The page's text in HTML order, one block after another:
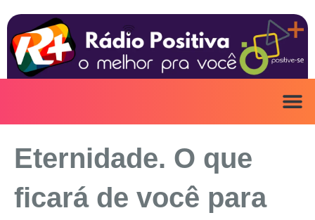
para
conteúdo
Eternidade. O que
ficará de você para